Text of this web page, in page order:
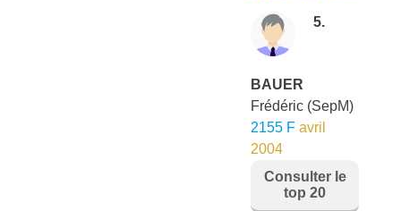
5.
BAUER
Frédéric (SepM)
2155 F avril
2004
Consulter le
top 20